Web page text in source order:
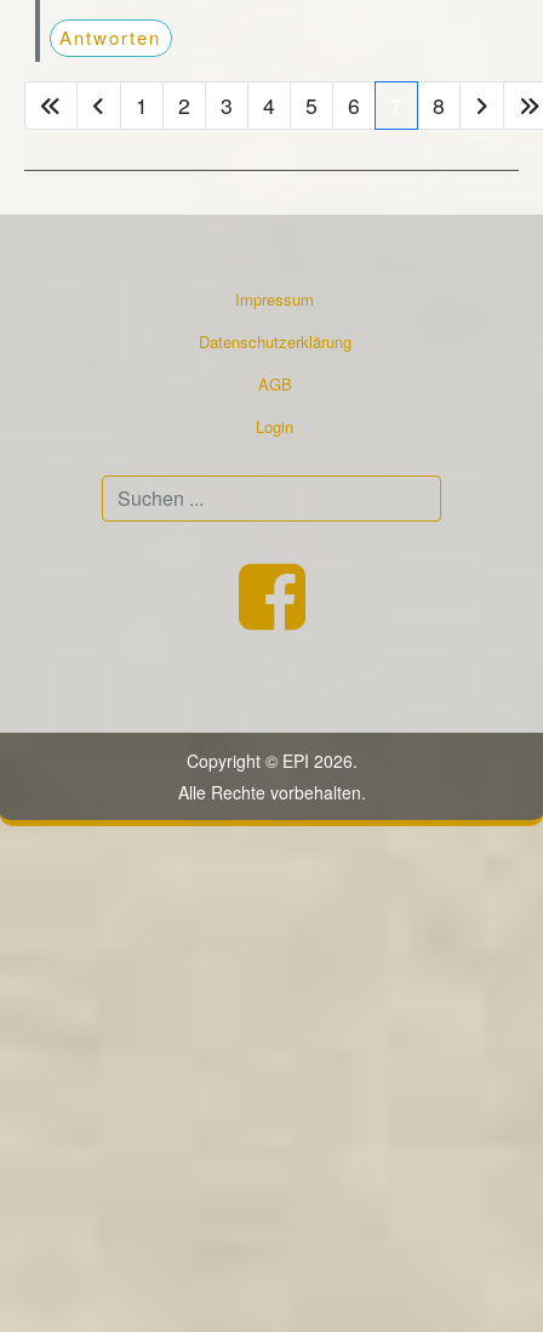
Antworten
1 2 3 4 5 6 8
Impressum
Datenschutzerklärung
AGB
Login
Copyright © EPI 2026.
Alle Rechte vorbehalten.